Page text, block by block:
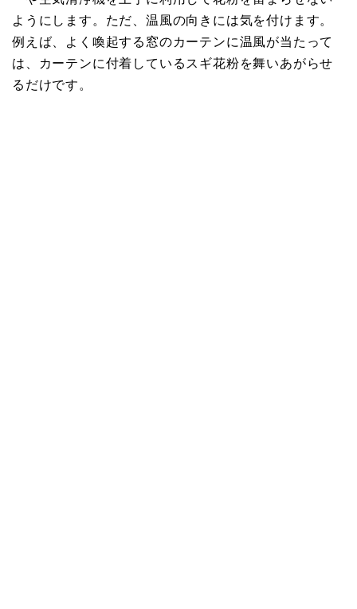
ようにします。ただ、温風の向きには気を付けます。
例えば、よく喚起する窓のカーテンに温風が当たって
は、カーテンに付着しているスギ花粉を舞いあがらせ
るだけです。